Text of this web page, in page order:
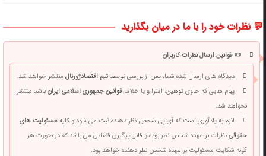
💬 نظرات خود را با ما در میان بگذارید
📜 قوانین ارسال نظرات کاربران
دیدگاه های ارسال شده شما، پس از بررسی توسطتیم اقتصادژورنالمنتشر خواهد شد.
پیام هایی که حاوی توهین، افترا و یا خلافقوانین جمهوری اسلامی ایرانباشد منتشر
نخواهد شد.
لازم به یادآوری است که آی پی شخص نظر دهنده ثبت می شود و کلیهمسئولیت های
حقوقینظرات بر عهده شخص نظر بوده و قابل پیگیری قضایی می باشد که در صورت هر
گونه شکایت مسئولیت بر عهده شخص نظر دهنده خواهد بود.